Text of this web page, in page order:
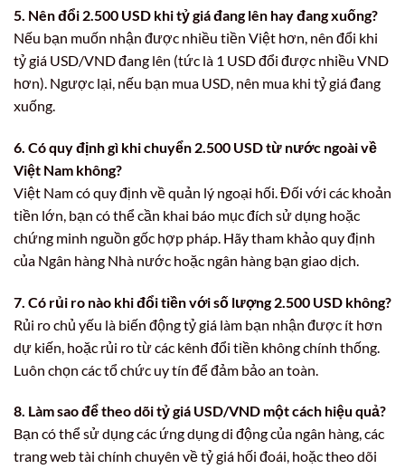
5. Nên đổi 2.500 USD khi tỷ giá đang lên hay đang xuống?
Nếu bạn muốn nhận được nhiều tiền Việt hơn, nên đổi khi
tỷ giá USD/VND đang lên (tức là 1 USD đổi được nhiều VND
hơn). Ngược lại, nếu bạn mua USD, nên mua khi tỷ giá đang
xuống.
6. Có quy định gì khi chuyển 2.500 USD từ nước ngoài về
Việt Nam không?
Việt Nam có quy định về quản lý ngoại hối. Đối với các khoản
tiền lớn, bạn có thể cần khai báo mục đích sử dụng hoặc
chứng minh nguồn gốc hợp pháp. Hãy tham khảo quy định
của Ngân hàng Nhà nước hoặc ngân hàng bạn giao dịch.
7. Có rủi ro nào khi đổi tiền với số lượng 2.500 USD không?
Rủi ro chủ yếu là biến động tỷ giá làm bạn nhận được ít hơn
dự kiến, hoặc rủi ro từ các kênh đổi tiền không chính thống.
Luôn chọn các tổ chức uy tín để đảm bảo an toàn.
8. Làm sao để theo dõi tỷ giá USD/VND một cách hiệu quả?
Bạn có thể sử dụng các ứng dụng di động của ngân hàng, các
trang web tài chính chuyên về tỷ giá hối đoái, hoặc theo dõi